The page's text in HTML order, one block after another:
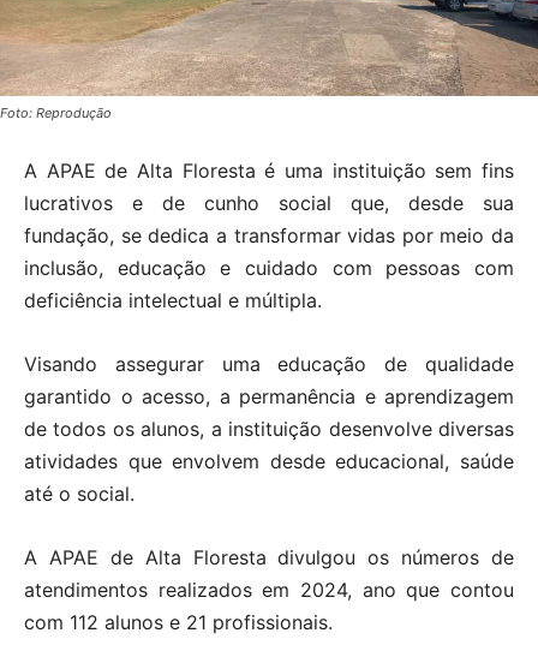
Foto: Reprodução
A APAE de Alta Floresta é uma instituição sem fins
lucrativos e de cunho social que, desde sua
fundação, se dedica a transformar vidas por meio da
inclusão, educação e cuidado com pessoas com
deficiência intelectual e múltipla.
Visando assegurar uma educação de qualidade
garantido o acesso, a permanência e aprendizagem
de todos os alunos, a instituição desenvolve diversas
atividades que envolvem desde educacional, saúde
até o social.
A APAE de Alta Floresta divulgou os números de
atendimentos realizados em 2024, ano que contou
com 112 alunos e 21 profissionais.